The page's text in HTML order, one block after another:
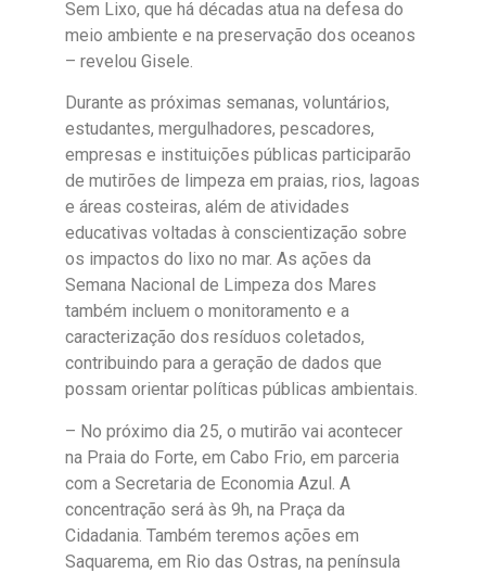
Sem Lixo, que há décadas atua na defesa do
meio ambiente e na preservação dos oceanos
– revelou Gisele.
Durante as próximas semanas, voluntários,
estudantes, mergulhadores, pescadores,
empresas e instituições públicas participarão
de mutirões de limpeza em praias, rios, lagoas
e áreas costeiras, além de atividades
educativas voltadas à conscientização sobre
os impactos do lixo no mar. As ações da
Semana Nacional de Limpeza dos Mares
também incluem o monitoramento e a
caracterização dos resíduos coletados,
contribuindo para a geração de dados que
possam orientar políticas públicas ambientais.
– No próximo dia 25, o mutirão vai acontecer
na Praia do Forte, em Cabo Frio, em parceria
com a Secretaria de Economia Azul. A
concentração será às 9h, na Praça da
Cidadania. Também teremos ações em
Saquarema, em Rio das Ostras, na península